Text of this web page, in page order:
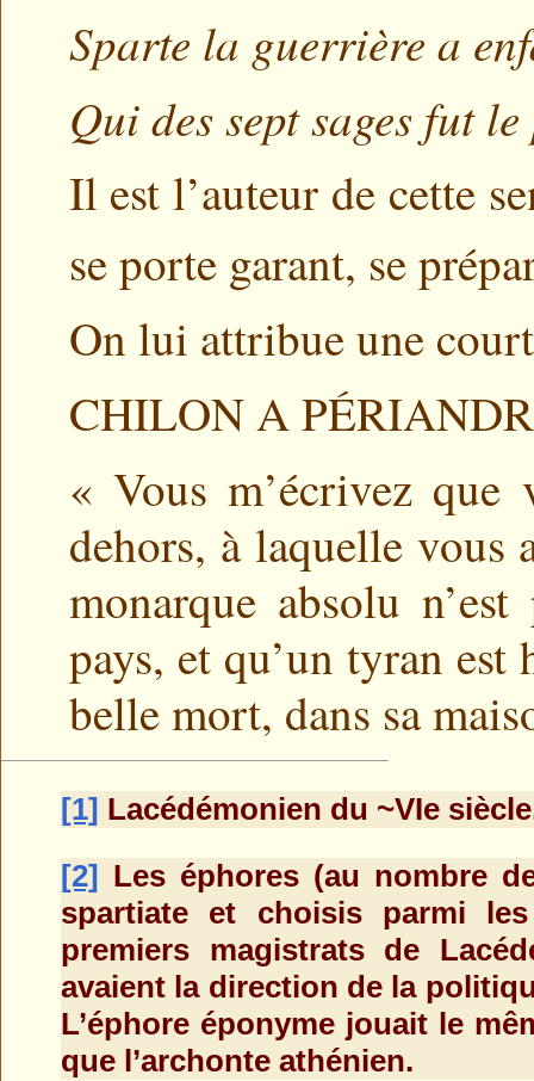
Sparte la guerrière a
Qui des sept sages fut
Il est l’auteur de cette
se porte garant, se
On lui attribue une
CHILON A
« Vous m’écrivez que
dehors, à laquelle vous
monarque absolu
pays, et qu’un tyran
belle mort, dans sa
[1] Lacédémonien du ~VIe
[2] Les éphores (au nombre
spartiate et choisis parmi
premiers magistrats de
avaient la direction de la
L’éphore éponyme jouait le
que l’archonte athénien.